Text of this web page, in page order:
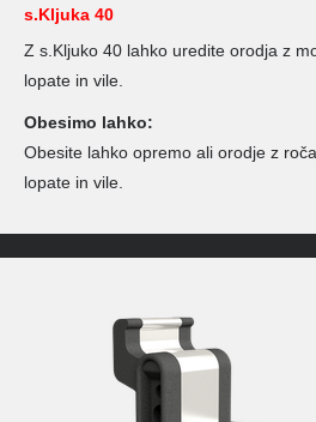
s.Kljuka 40
Z s.Kljuko 40 lahko uredite orodja z
lopate in vile.
Obesimo lahko:
Obesite lahko opremo ali orodje z
lopate in vile.